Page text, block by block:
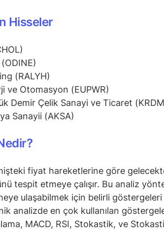
Hisseler
(RALYH)
ve Otomasyon (EUPWR)
Demir Çelik Sanayi ve Ticaret
Sanayii (AKSA)
fiyat hareketlerine göre
tespit etmeye çalışır. Bu analiz
ulaşabilmek için belirli
analizde en çok kullanılan
MACD, RSI, Stokastik, ve